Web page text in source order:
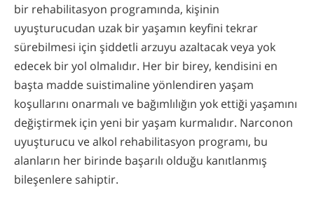
bir rehabilitasyon programında, kişinin
uyuşturucudan uzak bir yaşamın keyfini tekrar
sürebilmesi için şiddetli arzuyu azaltacak veya yok
edecek bir yol olmalıdır. Her bir birey, kendisini en
başta madde suistimaline yönlendiren yaşam
koşullarını onarmalı ve bağımlılığın yok ettiği yaşamını
değiştirmek için yeni bir yaşam kurmalıdır. Narconon
uyuşturucu ve alkol rehabilitasyon programı, bu
alanların her birinde başarılı olduğu kanıtlanmış
bileşenlere sahiptir.